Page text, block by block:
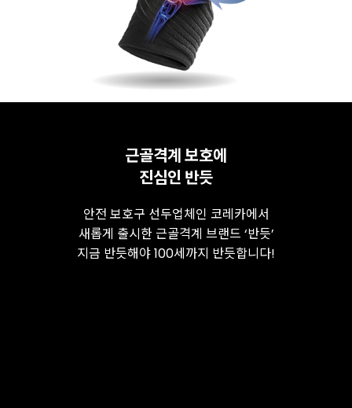
근골격계 보호에
진심인 반듯
안전 보호구 선두업체인 코레카에서
새롭게 출시한 근골격계 브랜드 ‘반듯’
지금 반듯해야 100세까지 반듯합니다!